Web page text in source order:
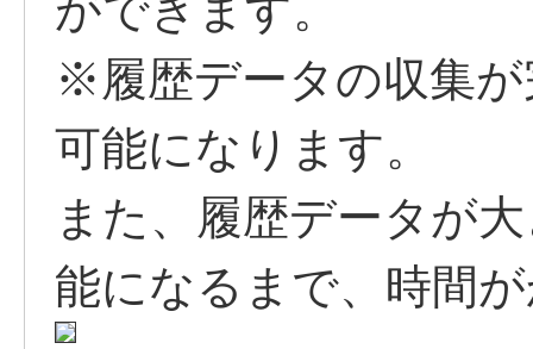
※履歴データの収集
可能になります。
また、履歴データが
能になるまで、時間